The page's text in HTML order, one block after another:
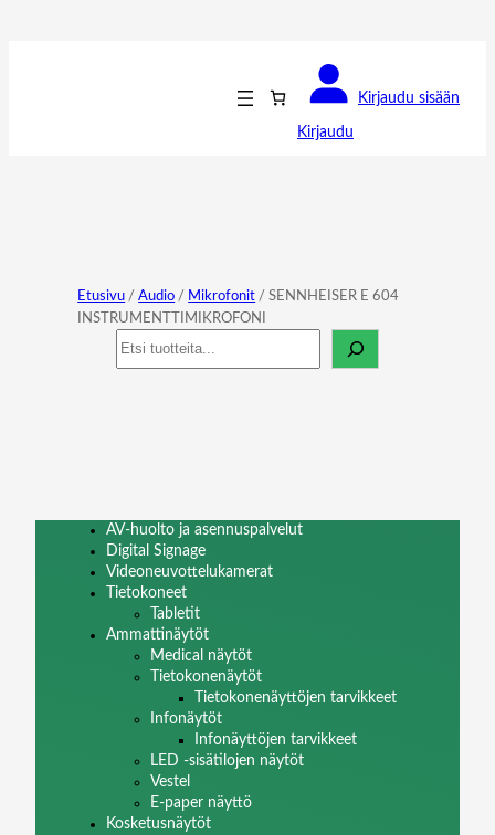
Kirjaudu
Kirjaudu sisään
Etusivu /Audio / Mikrofonit / SENNHEISER E 604
INSTRUMENTTIMIKROFONI
Haku
AV-huolto ja asennuspalvelut
Digital Signage
Videoneuvottelukamerat
Tietokoneet
Tabletit
Ammattinäytöt
Medical näytöt
Tietokonenäytöt
Tietokonenäyttöjen tarvikkeet
Infonäytöt
Infonäyttöjen tarvikkeet
LED -sisätilojen näytöt
Vestel
E-paper näyttö
Kosketusnäytöt